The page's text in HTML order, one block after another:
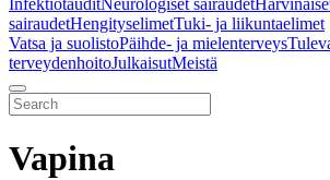
InfektiotauditNeurologiset sairaudet
sairaudetHengityselimetTuki- ja liikuntaelimet
Vatsa ja suolistoPäihde- ja mielenterveys
terveydenhoitoJulkaisutMeistä
Vapina